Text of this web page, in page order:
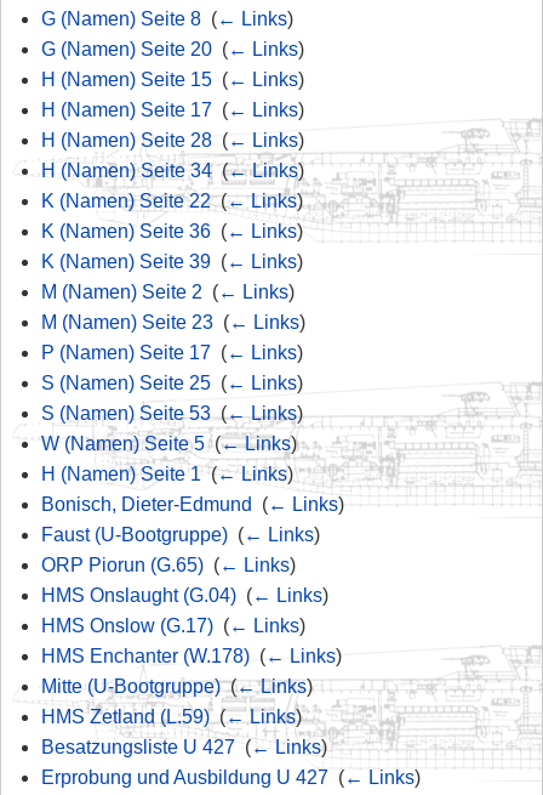
G (Namen) Seite 8‎ (← Links)
G (Namen) Seite 20‎ (← Links)
H (Namen) Seite 15‎ (← Links)
H (Namen) Seite 17‎ (← Links)
H (Namen) Seite 28‎ (← Links)
H (Namen) Seite 34‎(← Links)
K (Namen) Seite 22‎(← Links)
K (Namen) Seite 36‎ (← Links)
K (Namen) Seite 39‎ (← Links)
M (Namen) Seite 2 (← Links)
M (Namen) Seite 23‎ (← Links)
P (Namen) Seite 17‎ (← Links)
S (Namen) Seite 25‎ (← Links)
S (Namen) Seite 53‎(← Links)
W (Namen) Seite 5‎(← Links)
H (Namen) Seite 1‎(← Links)
Bonisch, Dieter-Edmund
(← Links)
Faust (U-Bootgruppe)‎ (← Links)
ORP Piorun (G.65)‎ (← Links)
HMS Onslaught (G.04)‎ (← Links)
HMS Onslow (G.17)‎ (← Links)
HMS Enchanter (W.178)‎ (← Links)
Mitte (U-Bootgruppe)‎(← Links)
HMS Zetland (L.59)‎ (← Links)
Besatzungsliste U 427‎ (← Links)
Erprobung und Ausbildung U 427‎ (← Links)